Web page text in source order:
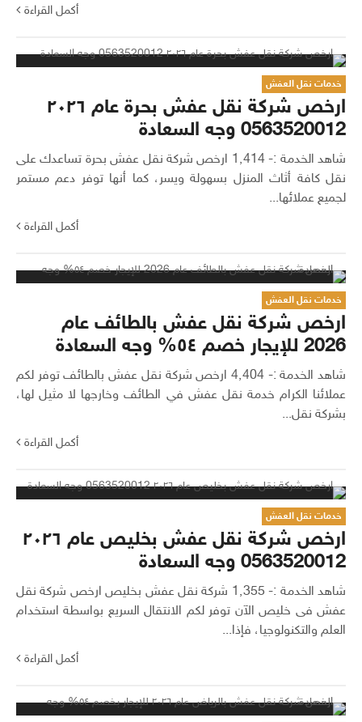
أكمل القراءة
خدمات نقل العفش
ارخص شركة نقل عفش بحرة عام ٢٠٢٦
0563520012 وجه السعادة
شاهد الخدمة :- 1٬414 ارخص شركة نقل عفش بحرة تساعدك على
نقل كافة أثاث المنزل بسهولة ويسر، كما أنها توفر دعم مستمر
لجميع عملائها...
أكمل القراءة
خدمات نقل العفش
ارخص شركة نقل عفش بالطائف عام
2026 للإيجار خصم ٥٤% وجه السعادة
شاهد الخدمة :- 4٬404 ارخص شركة نقل عفش بالطائف توفر لكم
عملائنا الكرام خدمة نقل عفش في الطائف وخارجها لا مثيل لها،
بشركة نقل...
أكمل القراءة
خدمات نقل العفش
ارخص شركة نقل عفش بخليص عام ٢٠٢٦
0563520012 وجه السعادة
شاهد الخدمة :- 1٬355 شركة نقل عفش بخليص ارخص شركة نقل
عفش فى خليص الآن توفر لكم الانتقال السريع بواسطة استخدام
العلم والتكنولوجيا، فإذا...
أكمل القراءة